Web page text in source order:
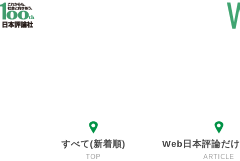
すべて(新着順)
TOP
Web日本評論だ
ARTICLE